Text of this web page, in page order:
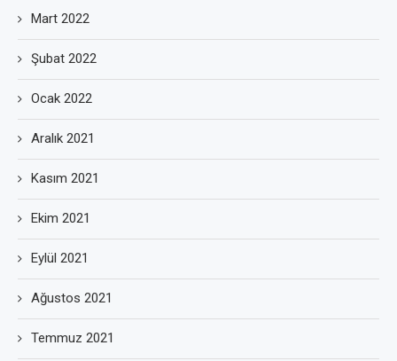
Mart 2022
Şubat 2022
Ocak 2022
Aralık 2021
Kasım 2021
Ekim 2021
Eylül 2021
Ağustos 2021
Temmuz 2021